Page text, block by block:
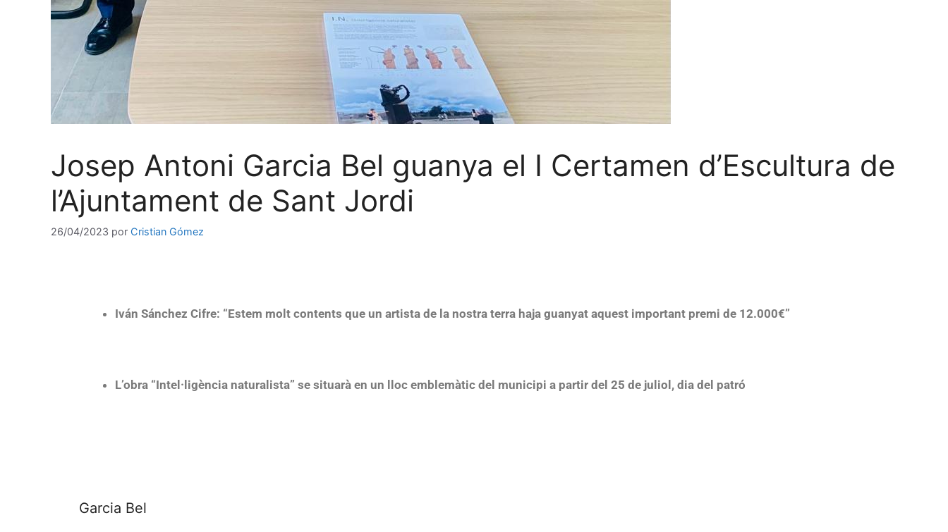
Josep Antoni Garcia Bel guanya el I Certamen d’Escultura de
l’Ajuntament de Sant Jordi
26/04/2023 por Cristian Gómez
Iván Sánchez Cifre: “Estem molt contents que un artista de la nostra terra haja guanyat aquest important premi de 12.000€”
L’obra “Intel·ligència naturalista” se situarà en un lloc emblemàtic del municipi a partir del 25 de juliol, dia del patró
Garcia Bel